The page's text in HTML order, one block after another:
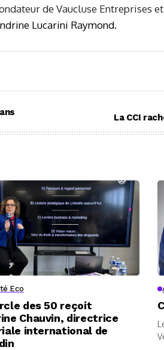
de Vaucluse Entreprises
Lucarini Raymond.
La CCI
Eco
des 50 reçoit
Chauvin, directrice
international de